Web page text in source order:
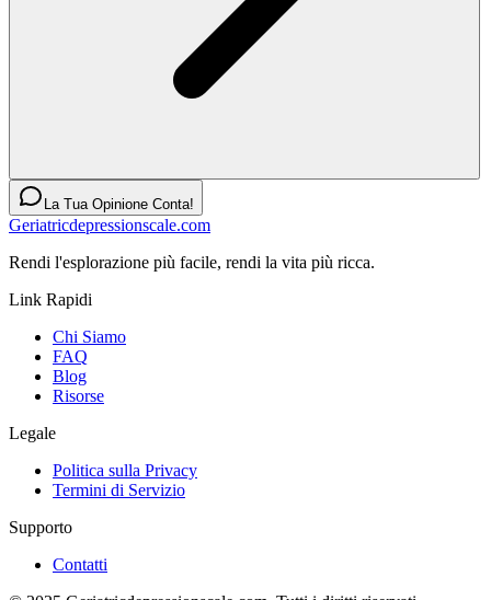
La Tua Opinione Conta!
Geriatricdepressionscale.com
Rendi l'esplorazione più facile, rendi la vita più ricca.
Link Rapidi
Chi Siamo
FAQ
Blog
Risorse
Legale
Politica sulla Privacy
Termini di Servizio
Supporto
Contatti